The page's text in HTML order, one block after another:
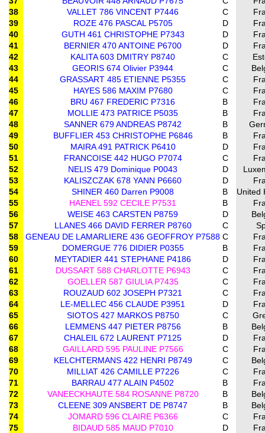
38
VALLET 786 VINCENT P7446 C
39
ROZE 476 PASCAL P5705 D
40
GUTH 461 CHRISTOPHE P7343 D
41
BERNIER 470 ANTOINE P6700 D
42
KALITA 603 DMITRY P8740 C
43
GEORIS 674 Olivier P3944 C
44
GRASSART 485 ETIENNE P5355 C
45
HAYES 586 MAXIM P7680 C
46
BRU 467 FREDERIC P7316 B
47
MOLLIE 473 PATRICE P5035 B
48
SANNER 679 ANDREAS P8742 B
49
BUFFLIER 453 CHRISTOPHE P6846 B
50
MAIRA 491 PATRICK P6410 D
51
FRANCOISE 442 HUGO P7074 C
52
NELIS 479 Dominique P0043 D
53
KALISZCZAK 678 YANN P6660 D
54
SHINER 460 Darren P9008 B
United
55
HAENEL 592 CECILE P7531 B
56
WEISE 463 CARSTEN P8759 D
57
LLANES 466 DAVID FERRER P8760 C
58
GENEAU DE LAMARLIERE 436 GEOFFROY P7588 C
59
DOMERGUE 776 DIDIER P0355 B
60
MEYTADIER 441 STEPHANE P4186 D
61
DUSSART 588 CHARLOTTE P6943 C
62
GOELLER 587 GIULIA P7435 C
63
ROUZAUD 602 JOSEPH P7321 C
64
LE-MELLEC 456 CLAUDE P3951 D
65
SIOTOS 427 MARKOS P8750 C
66
LEMMENS 447 PIETER P8756 B
67
CHALEIL 672 LAURENT P7125 D
68
GAILLARD 595 PAULINE P7566 C
69
KELCHTERMANS 422 HENRI P8749 C
70
MILLIAT 426 CAMILLE P7226 C
71
BARRAU 477 ALAIN P4502 B
72
VANEECKHAUTE 584 ROSANNE P8720 B
73
CLEENE 309 ANSBERT DE P8747 B
74
JOMARD 596 CLAIRE P6366 C
75
BIDAUD 585 MAUD P7010 D